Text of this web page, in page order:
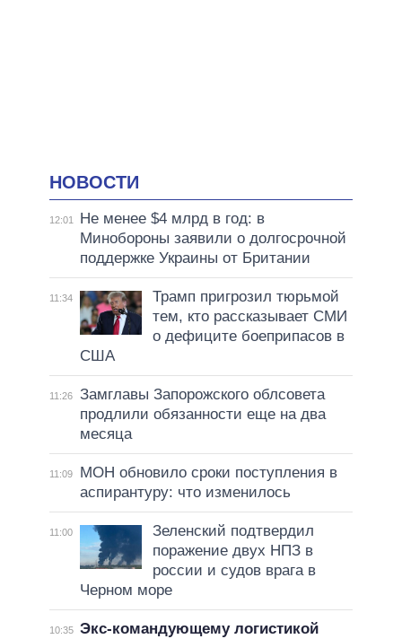
НОВОСТИ
12:01
Не менее $4 млрд в год: в
Минобороны заявили о долгосрочной
поддержке Украины от Британии
11:34
Трамп пригрозил тюрьмой
тем, кто рассказывает СМИ
о дефиците боеприпасов в
США
11:26
Замглавы Запорожского облсовета
продлили обязанности еще на два
месяца
11:09
МОН обновило сроки поступления в
аспирантуру: что изменилось
11:00
Зеленский подтвердил
поражение двух НПЗ в
россии и судов врага в
Черном море
10:35 Экс-командующему логистикой